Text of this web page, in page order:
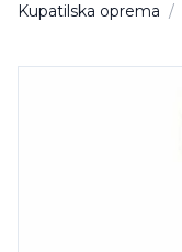
Kupatilska oprema /